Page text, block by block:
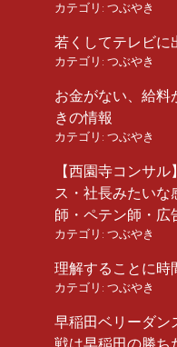
カテゴリ: つぶやき
若くしてテレビに
カテゴリ: つぶやき
お金がない、給料
きの情報
カテゴリ: つぶやき
【西園寺コンサ
ス・社長みたいな
師・ペテン師・広
カテゴリ: つぶやき
理解することに時
カテゴリ: つぶやき
早稲田ベリーダン